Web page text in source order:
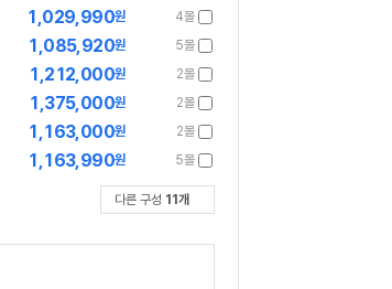
4몰
1,029,990원
5몰
1,085,920원
2몰
1,212,000원
2몰
1,375,000원
2몰
1,163,000원
5몰
1,163,990원
다른 구성 11 개